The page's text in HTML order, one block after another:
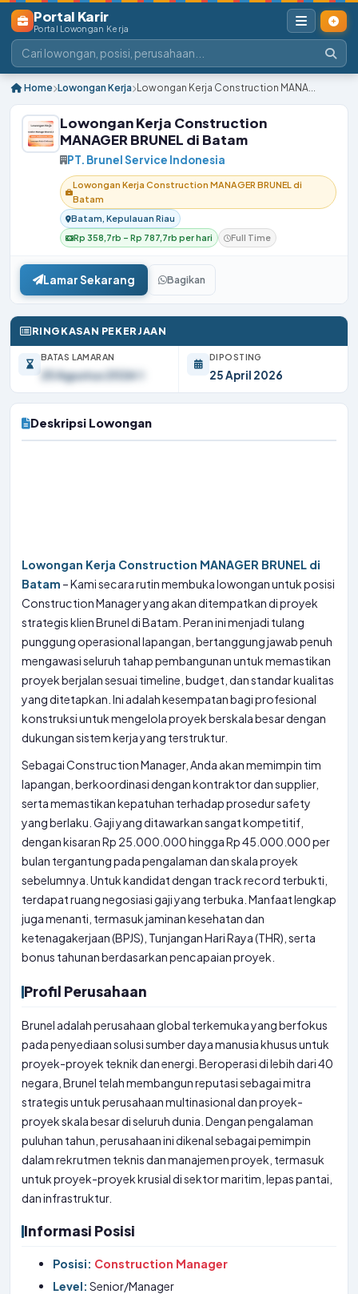
Portal Karir
Portal Lowongan Kerja
Home Lowongan Kerja Lowongan Kerja Construction MANA...
Lowongan Kerja Construction
MANAGER BRUNEL di Batam
PT. Brunel Service Indonesia
Lowongan Kerja Construction MANAGER BRUNEL di
Batam
Batam, Kepulauan Riau
Rp 358,7rb – Rp 787,7rb per hari
Full Time
Lamar Sekarang Bagikan
RINGKASAN PEKERJAAN
BATAS LAMARAN
25 Agustus 2026
DIPOSTING
25 April 2026
Deskripsi Lowongan
Lowongan Kerja Construction MANAGER BRUNEL di
Batam – Kami secara rutin membuka lowongan untuk posisi
Construction Manager yang akan ditempatkan di proyek
strategis klien Brunel di Batam. Peran ini menjadi tulang
punggung operasional lapangan, bertanggung jawab penuh
mengawasi seluruh tahap pembangunan untuk memastikan
proyek berjalan sesuai timeline, budget, dan standar kualitas
yang ditetapkan. Ini adalah kesempatan bagi profesional
konstruksi untuk mengelola proyek berskala besar dengan
dukungan sistem kerja yang terstruktur.
Sebagai Construction Manager, Anda akan memimpin tim
lapangan, berkoordinasi dengan kontraktor dan supplier,
serta memastikan kepatuhan terhadap prosedur safety
yang berlaku. Gaji yang ditawarkan sangat kompetitif,
dengan kisaran Rp 25.000.000 hingga Rp 45.000.000 per
bulan tergantung pada pengalaman dan skala proyek
sebelumnya. Untuk kandidat dengan track record terbukti,
terdapat ruang negosiasi gaji yang terbuka. Manfaat lengkap
juga menanti, termasuk jaminan kesehatan dan
ketenagakerjaan (BPJS), Tunjangan Hari Raya (THR), serta
bonus tahunan berdasarkan pencapaian proyek.
Profil Perusahaan
Brunel adalah perusahaan global terkemuka yang berfokus
pada penyediaan solusi sumber daya manusia khusus untuk
proyek-proyek teknik dan energi. Beroperasi di lebih dari 40
negara, Brunel telah membangun reputasi sebagai mitra
strategis untuk perusahaan multinasional dan proyek-
proyek skala besar di seluruh dunia. Dengan pengalaman
puluhan tahun, perusahaan ini dikenal sebagai pemimpin
dalam rekrutmen teknis dan manajemen proyek, termasuk
untuk proyek-proyek krusial di sektor maritim, lepas pantai,
dan infrastruktur.
Informasi Posisi
Posisi: Construction Manager
Level: Senior/Manager